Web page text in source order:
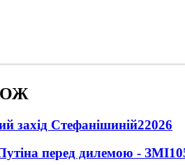
захід Стефанішиній22026
перед дилемою - ЗМІ